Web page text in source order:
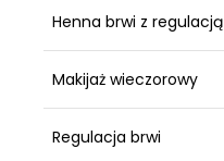
Henna brwi z regulacją
Makijaż wieczorowy
Regulacja brwi